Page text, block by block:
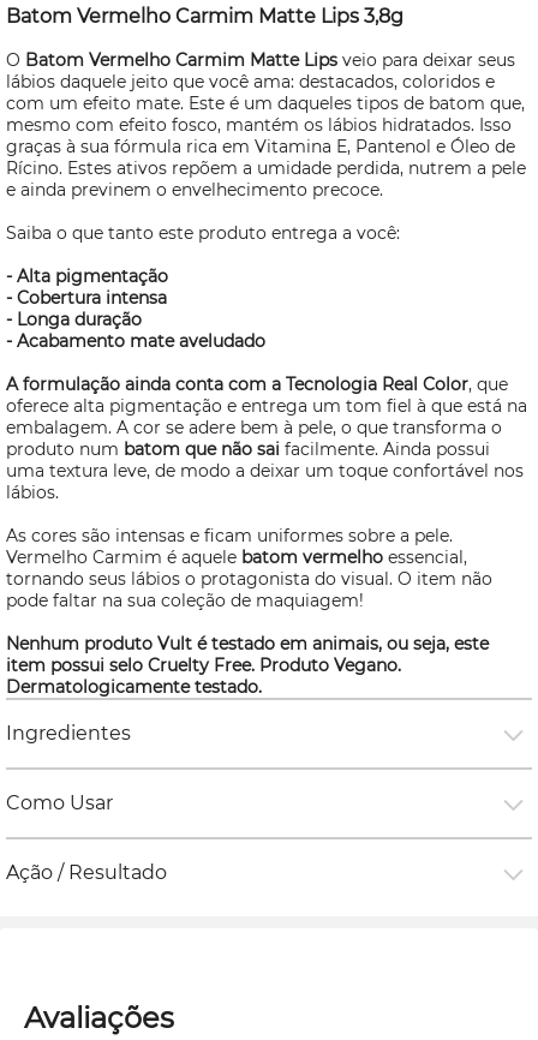
Batom Vermelho Carmim Matte Lips 3,8g
O Batom Vermelho Carmim Matte Lips veio para deixar seus
lábios daquele jeito que você ama: destacados, coloridos e
com um efeito mate. Este é um daqueles tipos de batom que,
mesmo com efeito fosco, mantém os lábios hidratados. Isso
graças à sua fórmula rica em Vitamina E, Pantenol e Óleo de
Rícino. Estes ativos repõem a umidade perdida, nutrem a pele
e ainda previnem o envelhecimento precoce.
Saiba o que tanto este produto entrega a você:
- Alta pigmentação
- Cobertura intensa
- Longa duração
- Acabamento mate aveludado
A formulação ainda conta com a Tecnologia Real Color, que
oferece alta pigmentação e entrega um tom fiel à que está na
embalagem. A cor se adere bem à pele, o que transforma o
produto num batom que não sai facilmente. Ainda possui
uma textura leve, de modo a deixar um toque confortável nos
lábios.
As cores são intensas e ficam uniformes sobre a pele.
Vermelho Carmim é aquele batom vermelho essencial,
tornando seus lábios o protagonista do visual. O item não
pode faltar na sua coleção de maquiagem!
Nenhum produto Vult é testado em animais, ou seja, este
item possui selo Cruelty Free. Produto Vegano.
Dermatologicamente testado.
Ingredientes
Como Usar
Ação / Resultado
Avaliações